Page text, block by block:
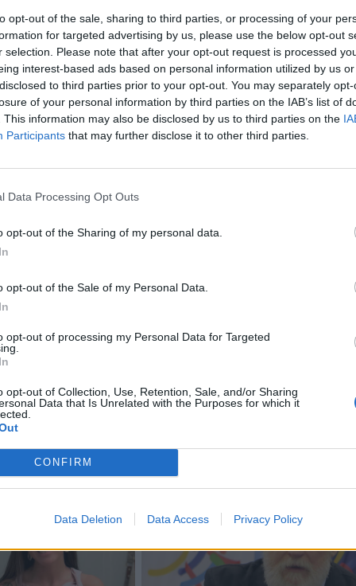
opt-out of the sale, sharing to third parties, or processing of your
for targeted advertising by us, please use the below opt-out
selection. Please note that after your opt-out request is processed
interest-based ads based on personal information utilized by us
to third parties prior to your opt-out. You may separately
of your personal information by third parties on the IAB’s list of
This information may also be disclosed by us to third parties on the
Participants that may further disclose it to other third parties.
Data Processing Opt Outs
opt-out of the Sharing of my personal data.
opt-out of the Sale of my Personal Data.
opt-out of processing my Personal Data for Targeted
opt-out of Collection, Use, Retention, Sale, and/or Sharing
Data that Is Unrelated with the Purposes for which it
CONFIRM
Data Deletion Data Access Privacy Policy
Svarbiausia – nebijoti pasinaudoti progomis, kurios
daugiau pripažinimo, o kartu – ir finansinės
anksčiau atrodė nepastebėtos, pagaliau gali pradėti
drąsiau parodyti savo gebėjimus ir nebijoti būti
gali būti permainų mėnuo. Finansinė sėkmė čia
o per ryžtą priimti svarbius sprendimus. Kai
atrasti naujų pajamų šaltinių ar sulaukti netikėtų
nuoseklus darbas dabar gali pradėti duoti aiškių
gali spręstis ramiau, o kai kurie Ožiaragiai pagaliau leis